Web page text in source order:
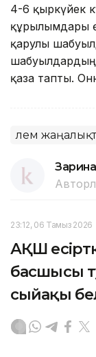
4-6 қыркүйек
құрылымдары
қарулы
қаза тапты.
Әлем
Зарина
23:12, 06 Тамыз 2026
АҚШ
басшысы
сыйақы